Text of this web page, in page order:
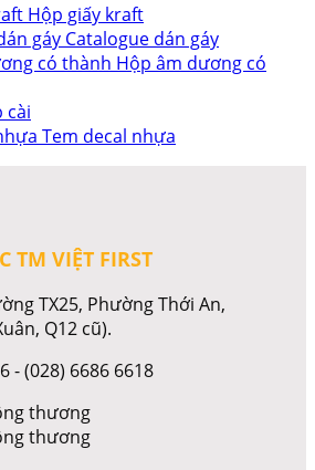
Hộp giấy kraft
Catalogue dán gáy
Hộp âm dương có
cài
Tem decal nhựa
TM VIỆT FIRST
TX25, Phường Thới An,
Q12 cũ).
- (028) 6686 6618